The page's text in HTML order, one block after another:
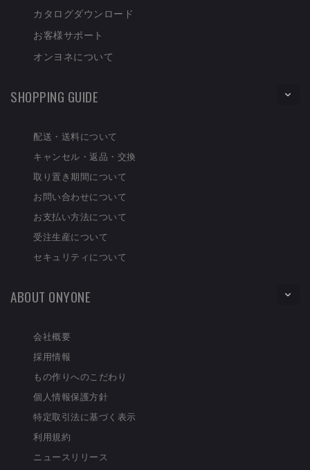
カタログダウンロード
お客様サポート
オンヨネについて
SHOPPING GUIDE
配送・送料について
キャンセル・返品・交換
取り置き期間について
お問い合わせについて
お支払い方法について
受注生産について
セキュリティについて
ABOUT ONYONE
会社概要
採用情報
もの作りへのこだわり
個人情報保護方針
特定取引法に基づく表示
利用規約
ニュースリリース